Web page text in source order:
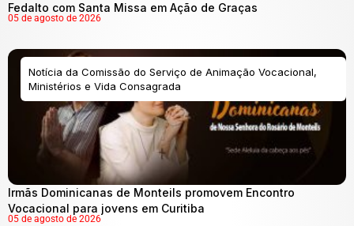
Fedalto com Santa Missa em Ação de Graças
05 de agosto de 2026
Notícia da Comissão do Serviço de Animação Vocacional,
Ministérios e Vida Consagrada
Irmãs Dominicanas de Monteils promovem Encontro
Vocacional para jovens em Curitiba
05 de agosto de 2026